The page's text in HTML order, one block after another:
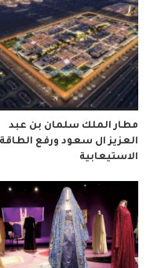
مطار الملك سلمان بن عبد
العزيز ال سعود ورفع الطاقة
الاستيعابية